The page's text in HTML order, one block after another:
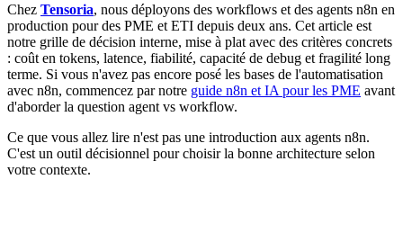
Chez Tensoria, nous déployons des workflows et des agents n8n en
production pour des PME et ETI depuis deux ans. Cet article est
notre grille de décision interne, mise à plat avec des critères concrets
: coût en tokens, latence, fiabilité, capacité de debug et fragilité long
terme. Si vous n'avez pas encore posé les bases de l'automatisation
avec n8n, commencez par notre guide n8n et IA pour les PME avant
d'aborder la question agent vs workflow.
Ce que vous allez lire n'est pas une introduction aux agents n8n.
C'est un outil décisionnel pour choisir la bonne architecture selon
votre contexte.